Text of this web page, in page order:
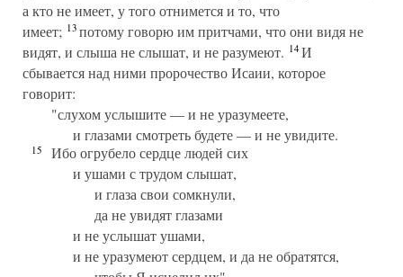
а кто не имеет, у того отнимется и то, что
имеет; 13потому говорю им притчами, что они видя не
видят, и слыша не слышат, и не разумеют. 14И
сбывается над ними пророчество Исаии, которое
говорит:
"слухом услышите — и не уразумеете,
и глазами смотреть будете — и не увидите.
15
Ибо огрубело сердце людей сих
и ушами с трудом слышат,
и глаза свои сомкнули,
да не увидят глазами
и не услышат ушами,
и не уразумеют сердцем, и да не обратятся,